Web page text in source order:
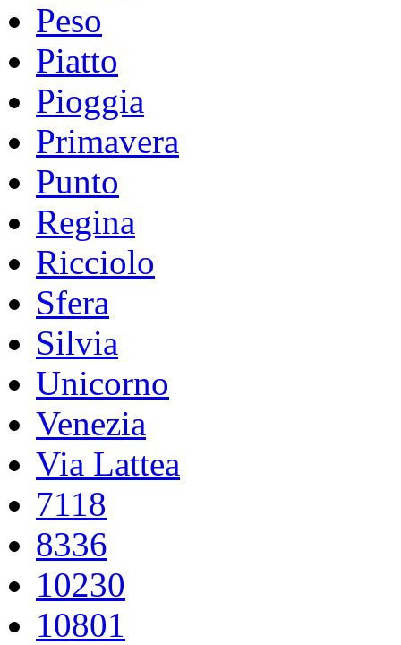
Peso
Piatto
Pioggia
Primavera
Punto
Regina
Ricciolo
Sfera
Silvia
Unicorno
Venezia
Via Lattea
7118
8336
10230
10801